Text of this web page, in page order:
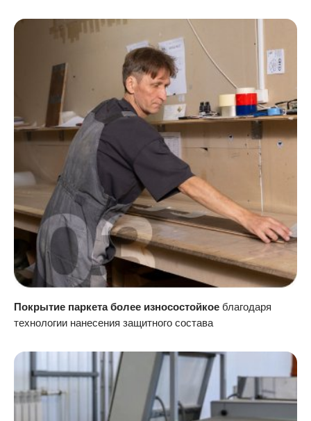
Покрытие паркета более износостойкое благодаря
технологии нанесения защитного состава